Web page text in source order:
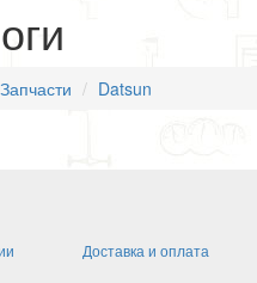
Запчасти Datsun
Доставка и оплата